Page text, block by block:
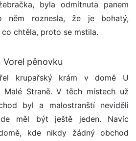
byla odmítnuta panem
něm roznesla, že je bohatý,
chtěla, proto se mstila.
Vorel pěnovku
krupařský krám v domě U
Malé Straně. V těch místech už
byl a malostranští neviděli
měl být ještě jeden. Navíc
kde nikdy žádný obchod